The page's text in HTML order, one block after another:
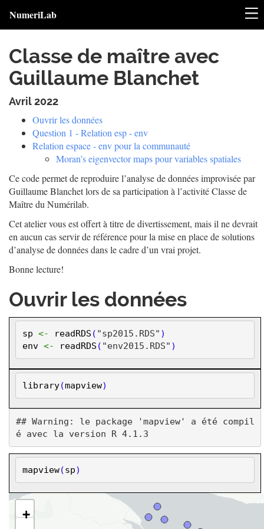
NumeriLab
Classe de maître avec
Guillaume Blanchet
Avril 2022
Ouvrir les données
Question 1 - Relation esp - env
Relation espace - env pour la communauté
Moran’s eigenvector maps pour variables spatiales
Ce code permet de reproduire l’analyse de données improvisée par
Guillaume Blanchet lors de sa participation à l’activité Classe de
Maître du Numérilab.
Cet atelier vous est offert à titre de divertissement, mais il ne devrait
en aucun cas servir de référence pour la mise en place de solutions
d’analyse de données dans le cadre d’un vrai projet.
Bonne lecture!
Ouvrir les données
sp <- readRDS ( "sp2015.RDS" )
env <- readRDS ( "env2015.RDS" )
library(mapview)
## Warning: le package 'mapview' a été compil
mapview(sp)
+